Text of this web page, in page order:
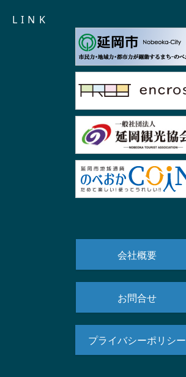
L I N K
会社概要
お問合せ
プライバシーポリシー